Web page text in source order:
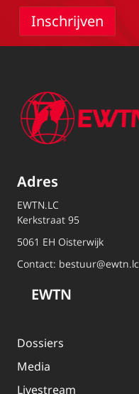
Adres
EWTN.LC
Kerkstraat 95
5061 EH Oisterwijk
Contact: bestuur@ewtn.lc
EWTN
Dossiers
Media
Livestream